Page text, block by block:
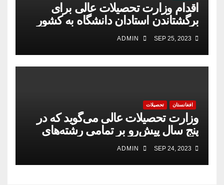
اقدام وزارت تحصیلات عالی برای
برگشتاندن استادان دانشگاه به کشور
افغانستان تحصیلات
وزارت تحصیلات عالی می‌گوید که در
پنج سال پیش‌رو بر تمامی رشته‌های
تحصیلی پوهنتون‌ها لابراتوارهای مجهز
ساخته خواهد شد.